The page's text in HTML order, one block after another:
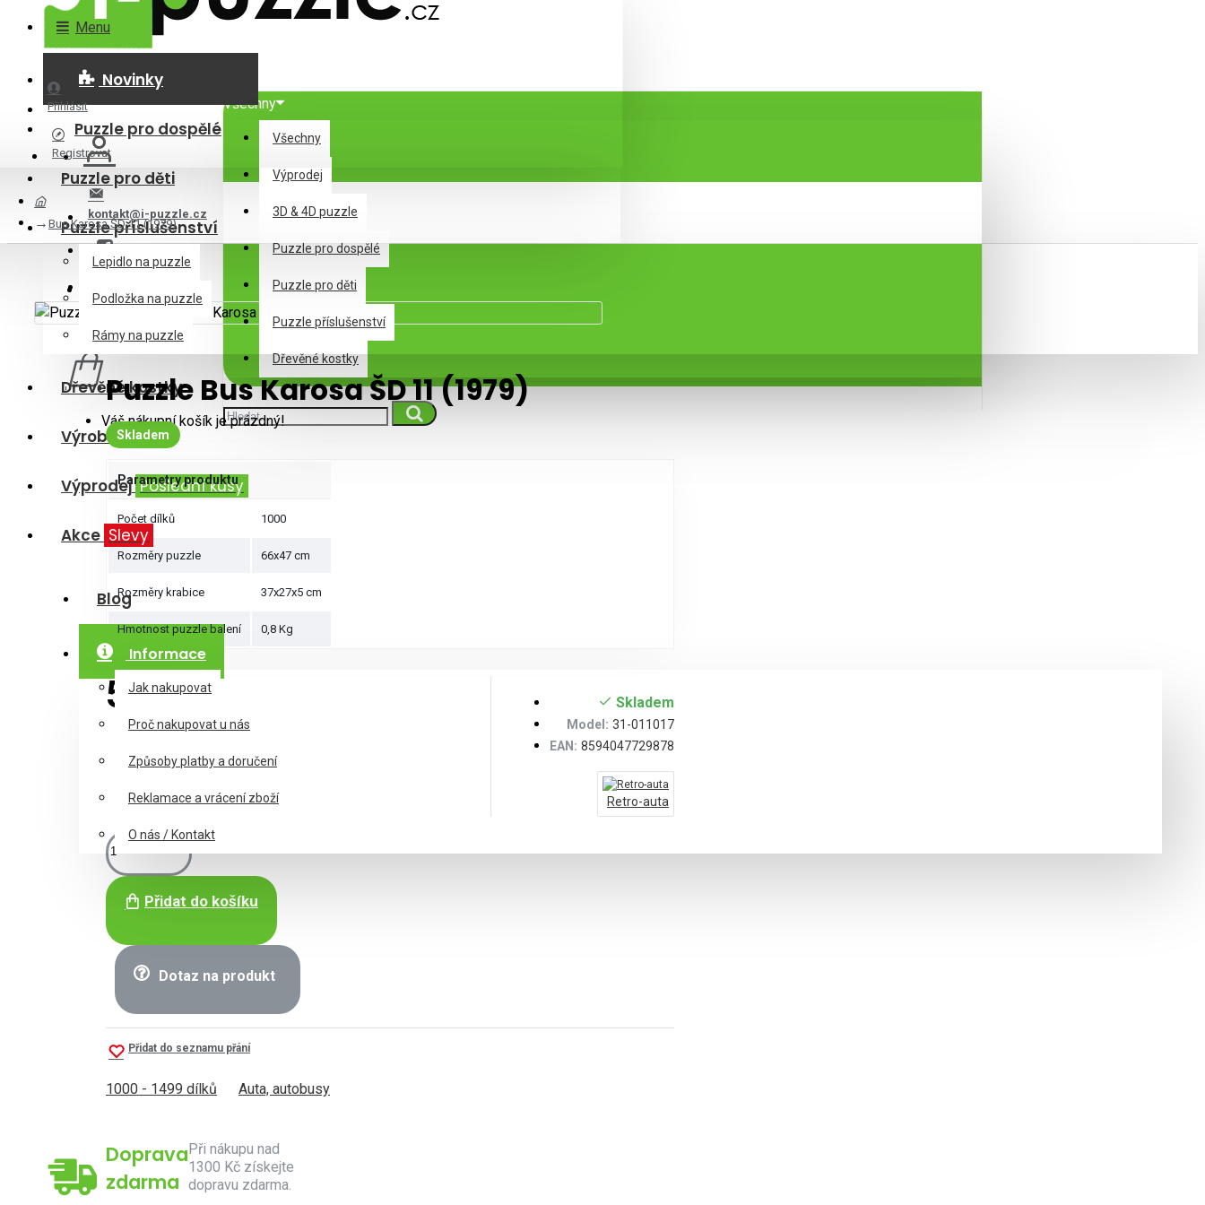
kontakt@i-puzzle.cz
Všechny
Všechny
Výprodej
3D & 4D puzzle
Puzzle pro dospělé
Puzzle pro děti
Puzzle příslušenství
Dřevěné kostky
0 položek - 0Kč
Váš nákupní košík je prázdný!
Menu
Novinky
Puzzle pro dospělé
Puzzle pro děti
Puzzle příslušenství
Lepidlo na puzzle
Podložka na puzzle
Rámy na puzzle
Dřevěné kostky
Výrobci
Výprodej Poslední kusy
Akce Slevy
Blog
Informace
Jak nakupovat
Proč nakupovat u nás
Způsoby platby a doručení
Reklamace a vrácení zboží
O nás / Kontakt
Přihlásit
Registrovat
Bus Karosa ŠD 11 (1979)
Puzzle Bus Karosa ŠD 11 (1979)
Skladem
Parametry produktu
Počet dílků 1000
Rozměry puzzle 66x47 cm
Rozměry krabice 37x27x5 cm
Hmotnost puzzle balení 0,8 Kg
500Kč Skladem
Model: 31-011017
EAN: 8594047729878
Retro-auta
Přidat do košíku
Dotaz na produkt
Přidat do seznamu přání
1000 - 1499 dílků Auta, autobusy
Doprava
zdarma
Při nákupu nad
1300 Kč získejte
dopravu zdarma.